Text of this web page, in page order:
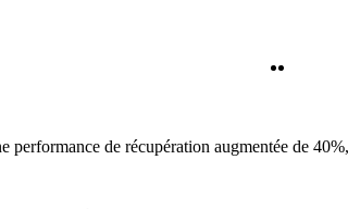
de récupération augmentée de